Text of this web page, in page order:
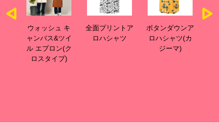
ウォッシュ キ
ャンバス&ツイ
ル エプロン(ク
ロスタイプ)
全面プリントア
ロハシャツ
ボタンダウンア
ロハシャツ(カ
ジーマ)